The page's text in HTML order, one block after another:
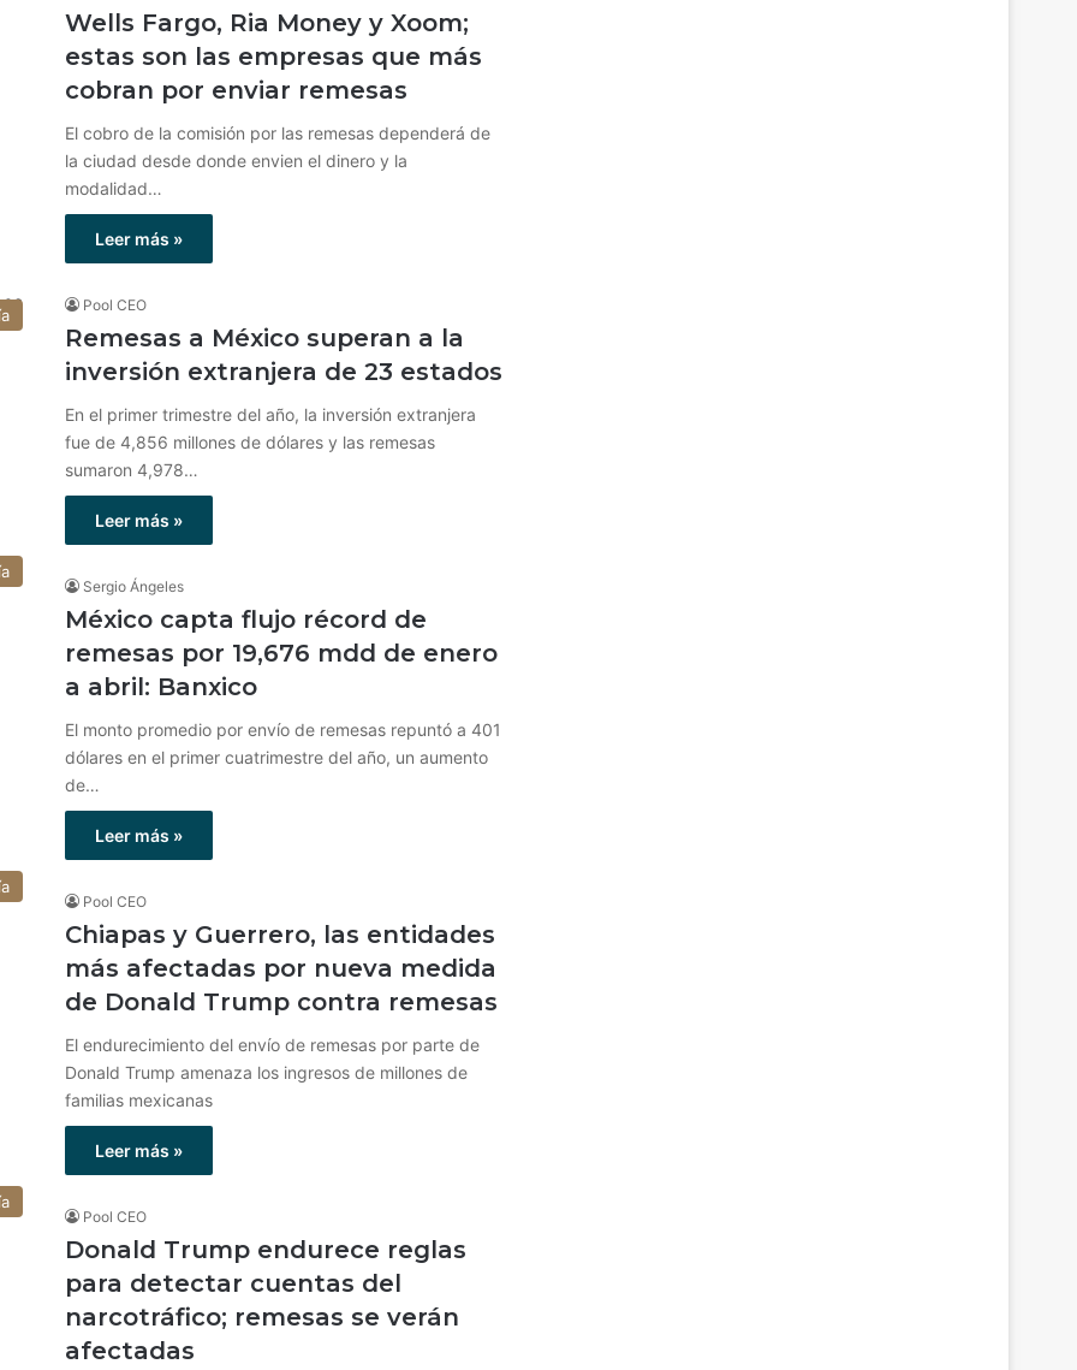
Wells Fargo, Ria Money y Xoom;
estas son las empresas que más
cobran por enviar remesas
El cobro de la comisión por las remesas dependerá de
la ciudad desde donde envien el dinero y la
modalidad…
Leer más »
Pool CEO
Remesas a México superan a la
inversión extranjera de 23 estados
En el primer trimestre del año, la inversión extranjera
fue de 4,856 millones de dólares y las remesas
sumaron 4,978…
Leer más »
Sergio Ángeles
México capta flujo récord de
remesas por 19,676 mdd de enero
a abril: Banxico
El monto promedio por envío de remesas repuntó a 401
dólares en el primer cuatrimestre del año, un aumento
de…
Leer más »
Pool CEO
Chiapas y Guerrero, las entidades
más afectadas por nueva medida
de Donald Trump contra remesas
El endurecimiento del envío de remesas por parte de
Donald Trump amenaza los ingresos de millones de
familias mexicanas
Leer más »
Pool CEO
Donald Trump endurece reglas
para detectar cuentas del
narcotráfico; remesas se verán
afectadas